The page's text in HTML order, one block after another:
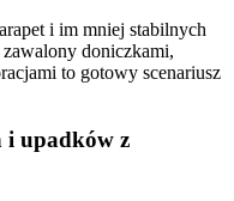
i im mniej stabilnych
doniczkami,
to gotowy scenariusz
i upadków z